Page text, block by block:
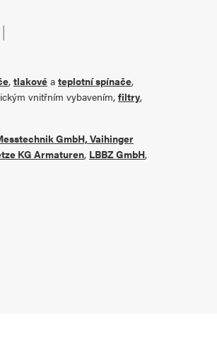
, tlakové a teplotní spínače,
vnitřním vybavením,filtry,
GmbH, Vaihinger
KG Armaturen, LBBZ GmbH,